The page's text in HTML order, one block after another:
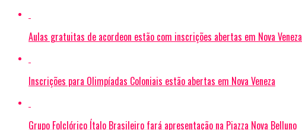
Aulas gratuitas de acordeon estão com inscrições abertas em Nova Veneza
Inscrições para Olimpíadas Coloniais estão abertas em Nova Veneza
Grupo Folclórico Ítalo Brasileiro fará apresentação na Piazza Nova Belluno